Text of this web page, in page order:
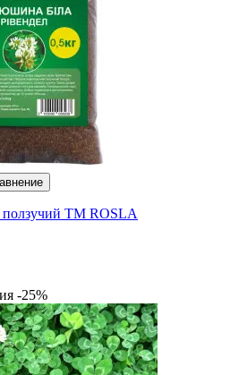
TM ROSLA
-25%